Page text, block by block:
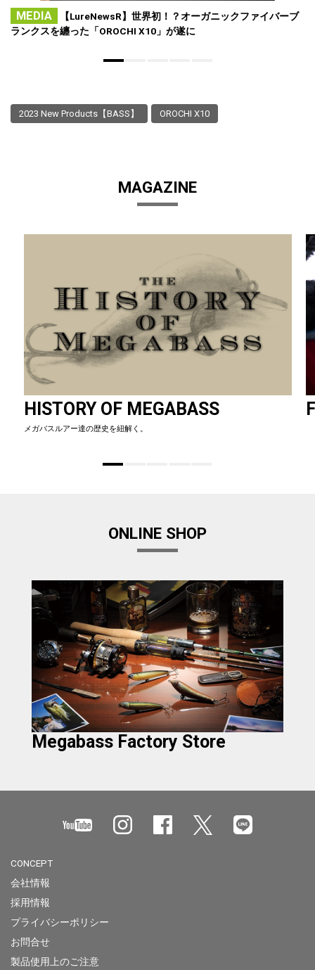
MEDIA
【LureNewsR】世界初！？オーガニックファイバーブ
ランクスを纏った「OROCHI X10」が遂に
2023 New Products【BASS】 OROCHI X10
MAGAZINE
HISTORY OF MEGABASS
メガバスルアー達の歴史を紐解く。
ONLINE SHOP
Megabass Factory Store
CONCEPT
会社情報
採用情報
プライバシーポリシー
お問合せ
製品使用上のご注意